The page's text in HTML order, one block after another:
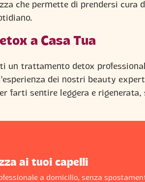
che permette di prendersi cura
a Casa Tua
un trattamento detox
dei nostri beauty
farti sentire leggera e rigenerata,
ai tuoi capelli
a domicilio, senza